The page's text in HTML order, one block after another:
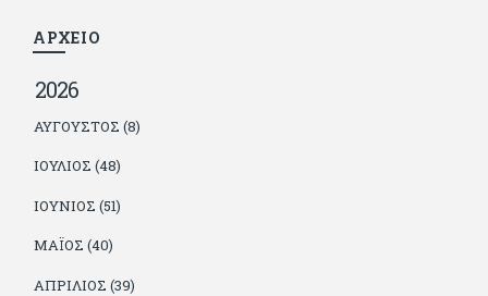
ΑΡΧΕΙΟ
2026
ΑΎΓΟΥΣΤΟΣ (8)
ΙΟΎΛΙΟΣ (48)
ΙΟΎΝΙΟΣ (51)
ΜΆΙΟΣ (40)
ΑΠΡΊΛΙΟΣ (39)